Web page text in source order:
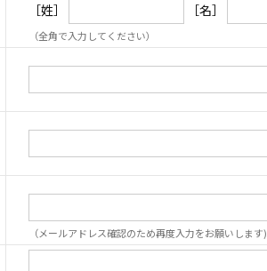
［姓］ ［名］
（全角で入力してください）
（メールアドレス確認のため再度入力をお願いします)